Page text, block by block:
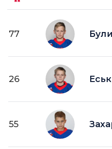
77
26
55